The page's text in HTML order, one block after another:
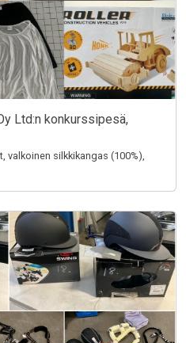
Ltd:n konkurssipesä,
valkoinen silkkikangas (100%),